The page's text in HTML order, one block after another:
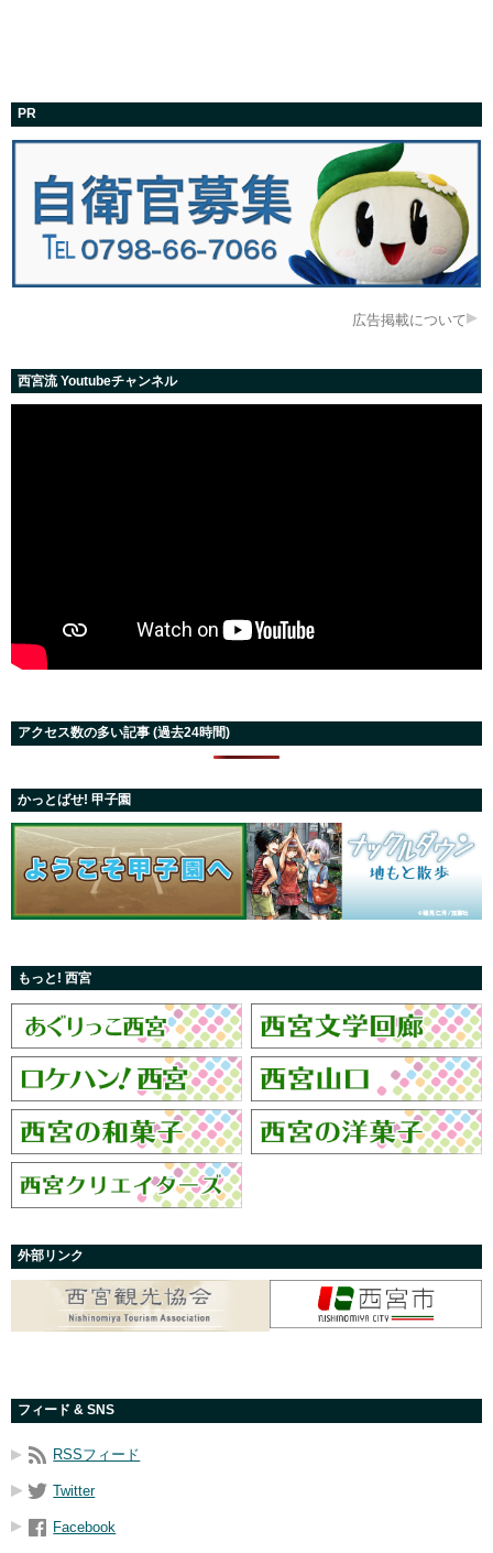
PR
広告掲載について
西宮流 Youtubeチャンネル
アクセス数の多い記事 (過去24時間)
かっとばせ! 甲子園
もっと! 西宮
外部リンク
フィード & SNS
RSSフィード
Twitter
Facebook